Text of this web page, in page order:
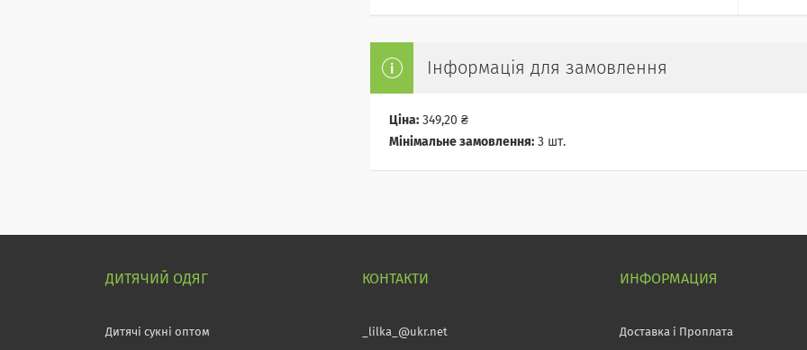
Інформація для замовлення
Ціна: 349,20 ₴
Мінімальне замовлення: 3 шт.
ДИТЯЧИЙ ОДЯГ
Дитячі сукні оптом
КОНТАКТИ
_lilka_@ukr.net
ИНФОРМАЦИЯ
Доставка і Проплата